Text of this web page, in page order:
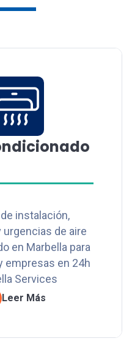
instalación,
urgencias de aire
en Marbella para
empresas en 24h
Services
Leer Más